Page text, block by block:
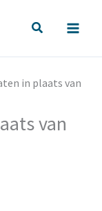
in plaats van
van